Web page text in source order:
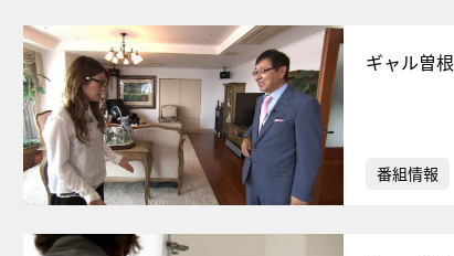
ギャル曽
番組情報